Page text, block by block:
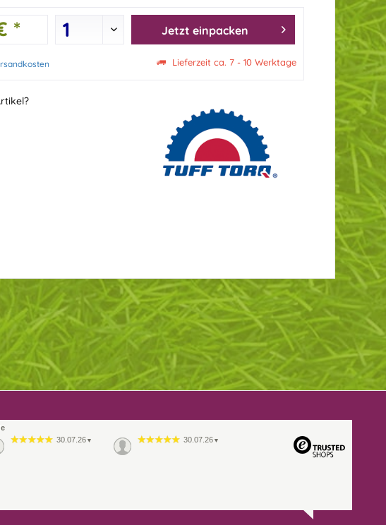
* Jetzt einpacken
Lieferzeit ca. 7 - 10 Werktage
30.07.26 ▼ 30.07.26 ▼